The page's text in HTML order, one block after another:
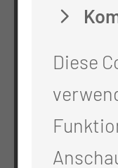
Diese